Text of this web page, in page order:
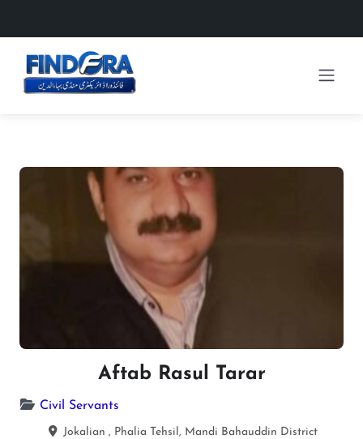
Aftab Rasul Tarar
Civil Servants
Jokalian , Phalia Tehsil, Mandi Bahauddin District